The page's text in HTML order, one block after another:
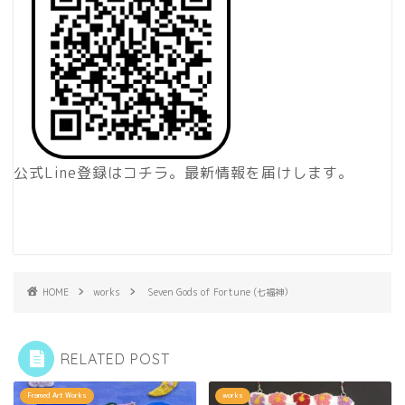
公式Line登録はコチラ。最新情報を届けします。
HOME works Seven Gods of Fortune (七福神）
RELATED POST
Framed Art Works works